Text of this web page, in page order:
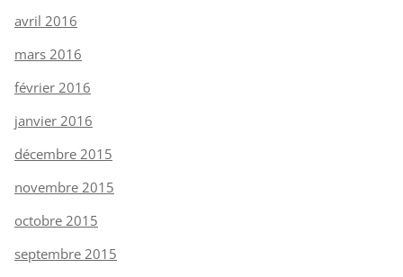
avril 2016
mars 2016
février 2016
janvier 2016
décembre 2015
novembre 2015
octobre 2015
septembre 2015